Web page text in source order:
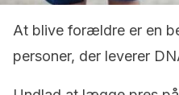
At blive forældre er en
personer, der leverer